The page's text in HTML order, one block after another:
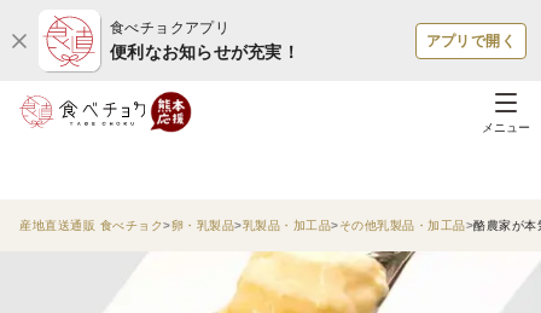
食べチョクアプリ
便利なお知らせが充実！
アプリで開く
メニュー
産地直送通販 食べチョク 卵・乳製品 乳製品・加工品 その他乳製品・加工品 酪農家が本